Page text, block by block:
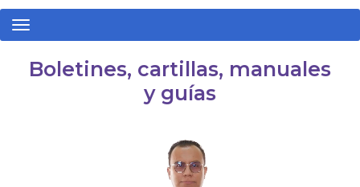
Boletines, cartillas, manuales
y guías